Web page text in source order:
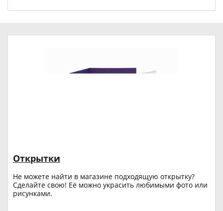
Открытки
Не можете найти в магазине подходящую открытку?
Сделайте свою! Её можно украсить любимыми фото или
рисунками.